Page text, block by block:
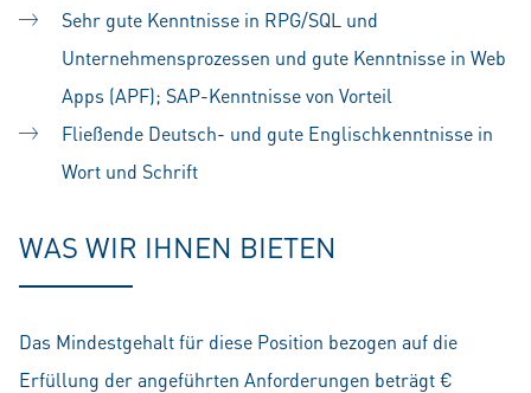
Sehr gute Kenntnisse in RPG/SQL und
Unternehmensprozessen und gute Kenntnisse in Web
Apps (APF); SAP-Kenntnisse von Vorteil
Fließende Deutsch- und gute Englischkenntnisse in
Wort und Schrift
WAS WIR IHNEN BIETEN
Das Mindestgehalt für diese Position bezogen auf die
Erfüllung der angeführten Anforderungen beträgt €